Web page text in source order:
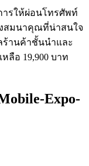
ารให้ผ่อนโทรศัพท์
สมนาคุณที่น่าสนใจ
ร้านค้าชั้นนำและ
หลือ 19,900 บาท